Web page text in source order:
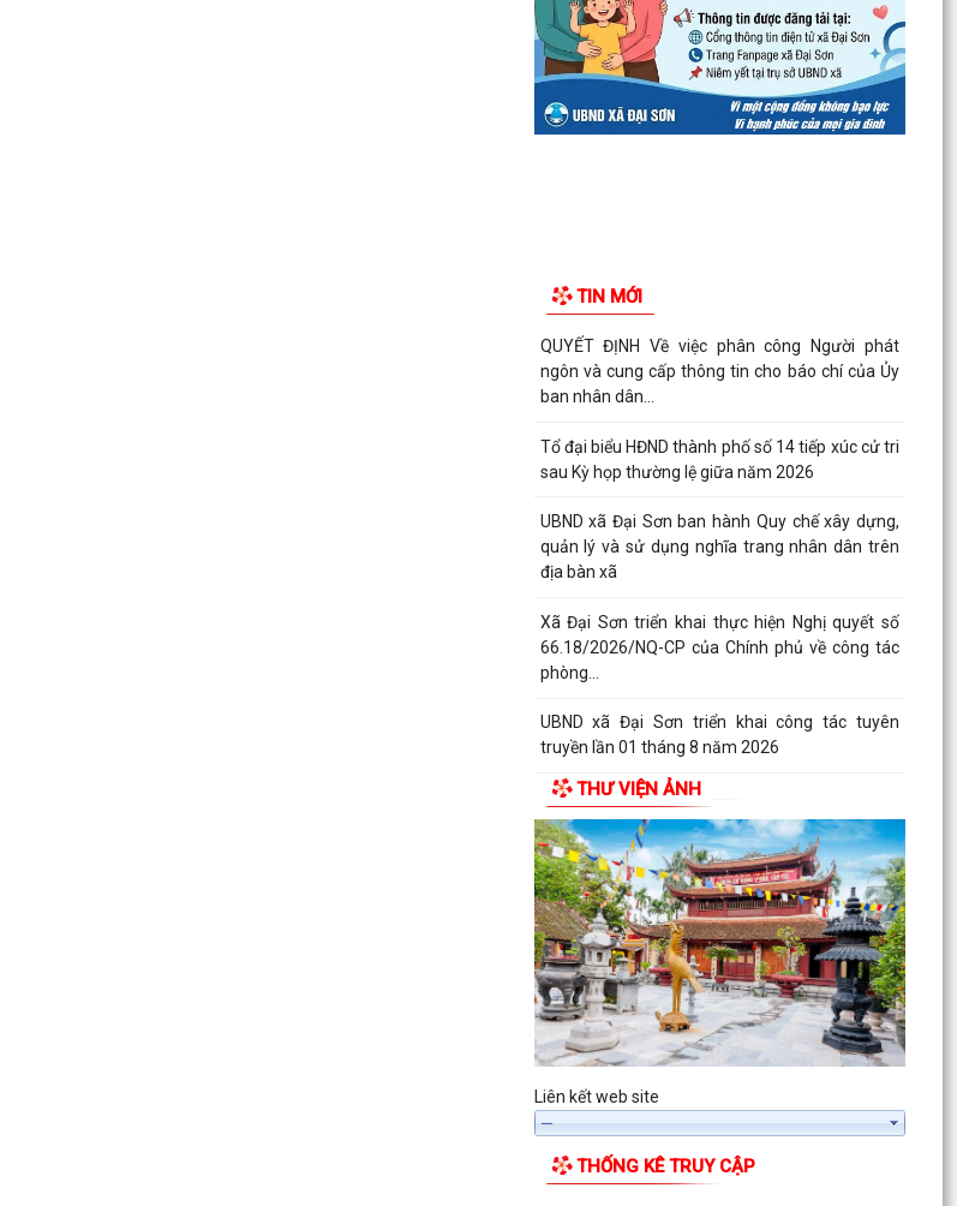
TIN MỚI
QUYẾT ĐỊNH Về việc phân công Người phát
ngôn và cung cấp thông tin cho báo chí của Ủy
ban nhân dân...
Tổ đại biểu HĐND thành phố số 14 tiếp xúc cử tri
sau Kỳ họp thường lệ giữa năm 2026
UBND xã Đại Sơn ban hành Quy chế xây dựng,
quản lý và sử dụng nghĩa trang nhân dân trên
địa bàn xã
Xã Đại Sơn triển khai thực hiện Nghị quyết số
66.18/2026/NQ-CP của Chính phủ về công tác
phòng...
UBND xã Đại Sơn triển khai công tác tuyên
truyền lần 01 tháng 8 năm 2026
Đình chỉ lưu hành, thu hồi và tiêu hủy mỹ phẩm
vi phạm
THƯ VIỆN ẢNH
Liên kết web site
THỐNG KÊ TRUY CẬP